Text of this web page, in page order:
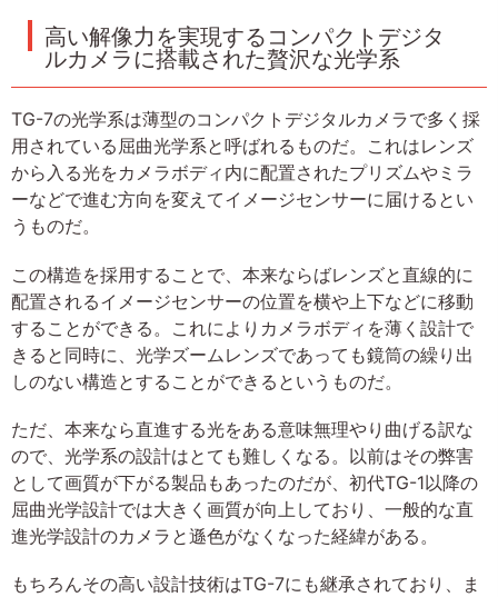
高い解像力を実現するコンパクトデジタ
ルカメラに搭載された贅沢な光学系
TG-7の光学系は薄型のコンパクトデジタルカメラで多く採
用されている屈曲光学系と呼ばれるものだ。これはレンズ
から入る光をカメラボディ内に配置されたプリズムやミラ
ーなどで進む方向を変えてイメージセンサーに届けるとい
うものだ。
この構造を採用することで、本来ならばレンズと直線的に
配置されるイメージセンサーの位置を横や上下などに移動
することができる。これによりカメラボディを薄く設計で
きると同時に、光学ズームレンズであっても鏡筒の繰り出
しのない構造とすることができるというものだ。
ただ、本来なら直進する光をある意味無理やり曲げる訳な
ので、光学系の設計はとても難しくなる。以前はその弊害
として画質が下がる製品もあったのだが、初代TG-1以降の
屈曲光学設計では大きく画質が向上しており、一般的な直
進光学設計のカメラと遜色がなくなった経緯がある。
もちろんその高い設計技術はTG-7にも継承されており、ま